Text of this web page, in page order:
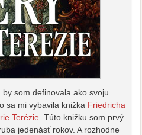
som definovala ako svoju
sa mi vybavila knižka Friedricha
Terézie . Túto knižku som prvý
jedenásť rokov. A rozhodne